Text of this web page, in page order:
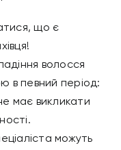
що є
волосся
в певний період:
має викликати
можуть